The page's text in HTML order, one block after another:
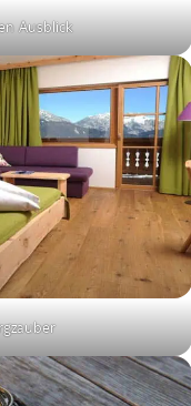
Ausblick